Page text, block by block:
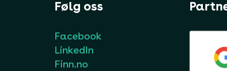
Følg oss
Facebook
LinkedIn
Finn.no